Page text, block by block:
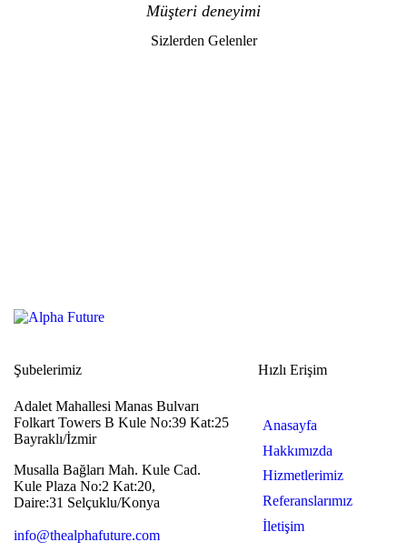
Müşteri deneyimi
Sizlerden Gelenler
Şubelerimiz
Adalet Mahallesi Manas Bulvarı
Folkart Towers B Kule No:39 Kat:25
Bayraklı/İzmir
Musalla Bağları Mah. Kule Cad.
Kule Plaza No:2 Kat:20,
Daire:31 Selçuklu/Konya
info@thealphafuture.com
Hızlı Erişim
Anasayfa
Hakkımızda
Hizmetlerimiz
Referanslarımız
İletişim